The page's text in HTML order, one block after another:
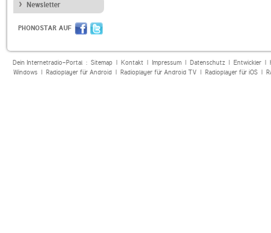
Newsletter
PHONOSTAR AUF
Dein Internetradio-Portal : Sitemap| Kontakt| Impressum| Datenschutz| Entwickler|
Windows| Radioplayer für Android| Radioplayer für Android TV| Radioplayer für iOS|